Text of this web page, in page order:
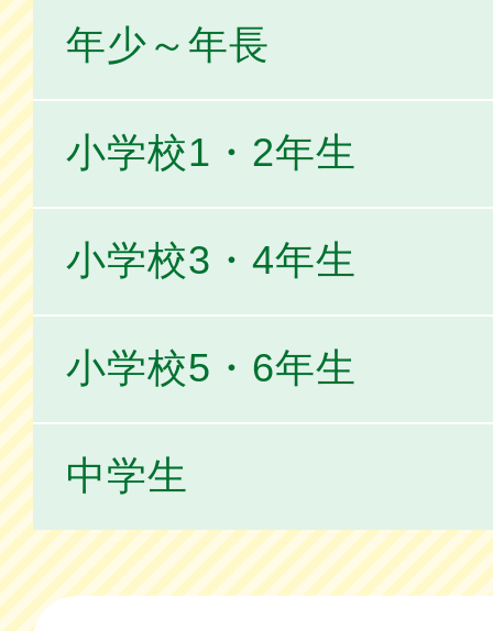
年少～年長
小学校1・2年生
小学校3・4年生
小学校5・6年生
中学生